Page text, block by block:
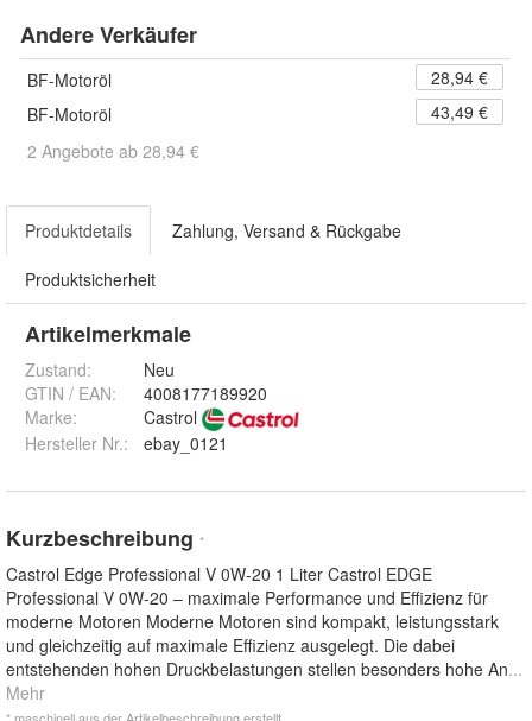
Andere Verkäufer
BF-Motoröl
28,94 €
BF-Motoröl
43,49 €
2 Angebote ab 28,94 €
Produktdetails Zahlung, Versand & Rückgabe
Produktsicherheit
Artikelmerkmale
Zustand:
Neu
GTIN / EAN:
4008177189920
Marke:
Castrol
Hersteller Nr.:
ebay_0121
Kurzbeschreibung *
Castrol Edge Professional V 0W-20 1 Liter Castrol EDGE
Professional V 0W-20 – maximale Performance und Effizienz für
moderne Motoren Moderne Motoren sind kompakt, leistungsstark
und gleichzeitig auf maximale Effizienz ausgelegt. Die dabei
entstehenden hohen Druckbelastungen stellen besonders hohe An...
Mehr